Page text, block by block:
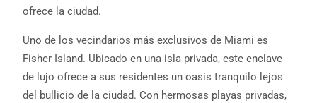
ofrece la ciudad.
Uno de los vecindarios más exclusivos de Miami es
Fisher Island. Ubicado en una isla privada, este enclave
de lujo ofrece a sus residentes un oasis tranquilo lejos
del bullicio de la ciudad. Con hermosas playas privadas,